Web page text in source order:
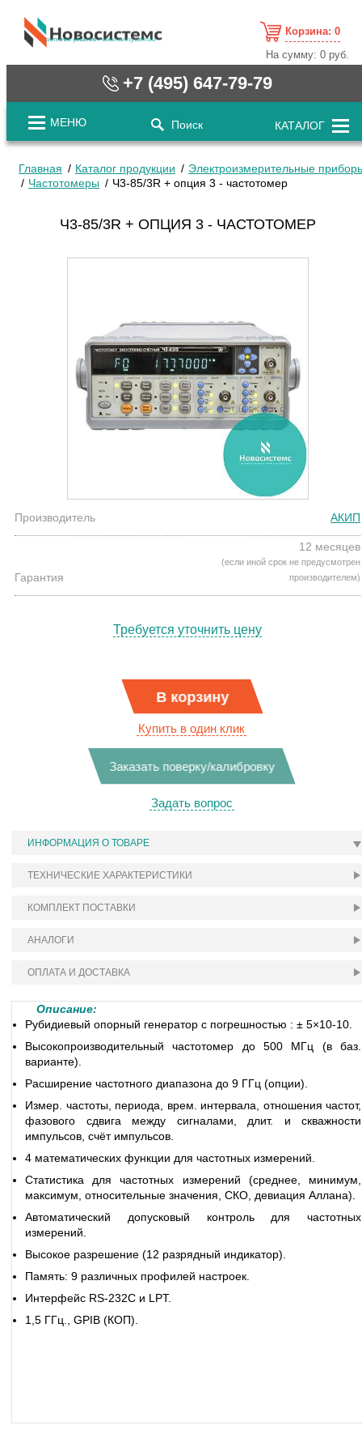
cистемные решения / www.novosystems.ru
Корзина: 0
На сумму:0 руб.
+7 (495) 647-79-79
МЕНЮ Поиск КАТАЛОГ
Главная Каталог продукции
Электроизмерительные
Частотомеры
Ч3-85/3R + опция 3 - частотомер
Ч3-85/3R + ОПЦИЯ 3 - ЧАСТОТОМЕР
Производитель АКИП
Гарантия
12 месяцев
(если иной срок не предусмотрен
производителем)
Требуется уточнить цену
В корзину
Купить в один клик
Заказать поверку/калибровку
Задать вопрос
ИНФОРМАЦИЯ О ТОВАРЕ
ТЕХНИЧЕСКИЕ ХАРАКТЕРИСТИКИ
КОМПЛЕКТ ПОСТАВКИ
АНАЛОГИ
ОПЛАТА И ДОСТАВКА
Описание:
Рубидиевый опорный генератор с погрешностью : ± 5×10-10.
Высокопроизводительный частотомер до 500 МГц (в баз.
варианте).
Расширение частотного диапазона до 9 ГГц (опции).
Измер. частоты, периода, врем. интервала, отношения частот,
фазового сдвига между сигналами, длит. и скважности
импульсов, счёт импульсов.
4 математических функции для частотных измерений.
Статистика для частотных измерений (среднее, минимум,
максимум, относительные значения, СКО, девиация Аллана).
Автоматический допусковый контроль для частотных
измерений.
Высокое разрешение (12 разрядный индикатор).
Память: 9 различных профилей настроек.
Интерфейс RS-232C и LPT.
1,5 ГГц., GPIB (КОП).